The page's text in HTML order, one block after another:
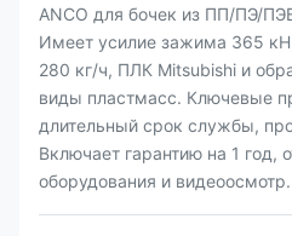
ANCO для бочек из ПП/ПЭ/
Имеет усилие зажима 365
280 кг/ч, ПЛК Mitsubishi и
виды пластмасс. Ключевые
длительный срок службы,
Включает гарантию на 1 год,
оборудования и видеоосмотр.